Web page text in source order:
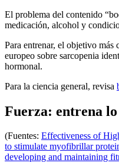
El problema del contenido
medicación, alcohol y
Para entrenar, el objetivo
europeo sobre sarcopenia
hormonal.
Para la ciencia general, revisa
Fuerza: entrena
(Fuentes: Effectiveness of
to stimulate myofibrillar
developing and maintaining